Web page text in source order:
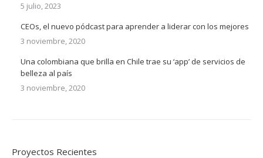
5 julio, 2023
CEOs, el nuevo pódcast para aprender a liderar con los mejores
3 noviembre, 2020
Una colombiana que brilla en Chile trae su ‘app’ de servicios de
belleza al país
3 noviembre, 2020
Proyectos Recientes